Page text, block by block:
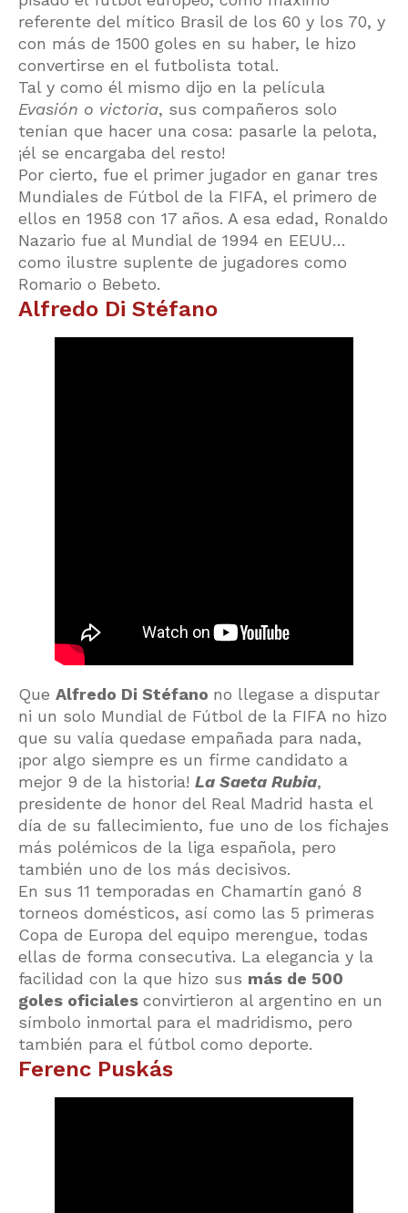
referente del mítico Brasil de los 60 y los 70, y
con más de 1500 goles en su haber, le hizo
convertirse en el futbolista total.
Tal y como él mismo dijo en la película
Evasión o victoria, sus compañeros solo
tenían que hacer una cosa: pasarle la pelota,
¡él se encargaba del resto!
Por cierto, fue el primer jugador en ganar tres
Mundiales de Fútbol de la FIFA, el primero de
ellos en 1958 con 17 años. A esa edad, Ronaldo
Nazario fue al Mundial de 1994 en EEUU…
como ilustre suplente de jugadores como
Romario o Bebeto.
Alfredo Di Stéfano
Que Alfredo Di Stéfano no llegase a disputar
ni un solo Mundial de Fútbol de la FIFA no hizo
que su valía quedase empañada para nada,
¡por algo siempre es un firme candidato a
mejor 9 de la historia! La Saeta Rubia,
presidente de honor del Real Madrid hasta el
día de su fallecimiento, fue uno de los fichajes
más polémicos de la liga española, pero
también uno de los más decisivos.
En sus 11 temporadas en Chamartín ganó 8
torneos domésticos, así como las 5 primeras
Copa de Europa del equipo merengue, todas
ellas de forma consecutiva. La elegancia y la
facilidad con la que hizo sus más de 500
goles oficiales convirtieron al argentino en un
símbolo inmortal para el madridismo, pero
también para el fútbol como deporte.
Ferenc Puskás